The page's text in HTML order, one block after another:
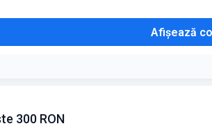
Afișează
pentru îngrijirea femeilor: uscătoare
barbă, față și corp, trimmere pentru păr și
irigatoare; Produse pentru îngrijirea mamei,
300 RON